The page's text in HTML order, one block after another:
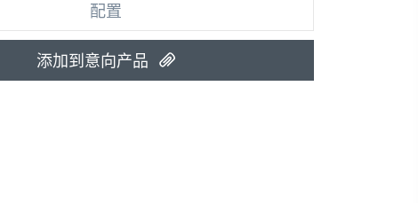
配置
添加到意向产品